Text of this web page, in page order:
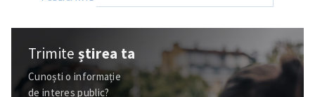
Trimiteștirea ta
Cunoști o informație
de interes public?